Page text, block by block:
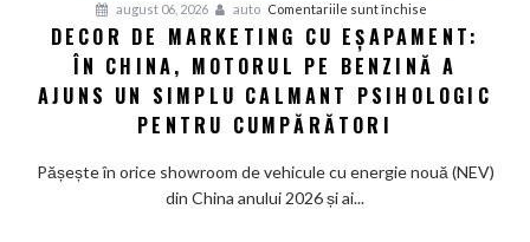
și
pedală
de
ambreiaj
august 06, 2026 auto Comentariile sunt închise
Decor
de
marketing
DECOR DE MARKETING CU EȘAPAMENT:
ÎN CHINA, MOTORUL PE BENZINĂ A
AJUNS UN SIMPLU CALMANT PSIHOLOGIC
PENTRU CUMPĂRĂTORI
Pășește în orice showroom de vehicule cu energie nouă (NEV)
din China anului 2026 și ai...